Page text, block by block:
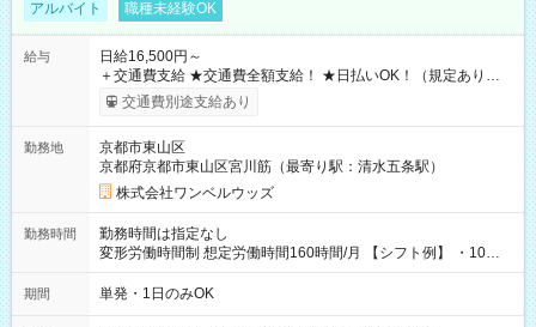
アルバイト 職種未経験OK
給与
日給16,500円～
＋交通費支給 ★交通費全額支給！ ★日払いOK！（規定あり） ┗
働いたその日に現金GET♪ お仕事後はコンビニATMから 日払
交通費別途支給あり
勤務地
京都市東山区
京都府京都市東山区宮川筋（最寄り駅：清水五条駅）
株式会社ワンベルウッズ
勤務時間
勤務時間は指定なし
変形労働時間制 想定労働時間160時間/月 【シフト例】 ・10：
00～20：00
期間 単発・1日のみOK